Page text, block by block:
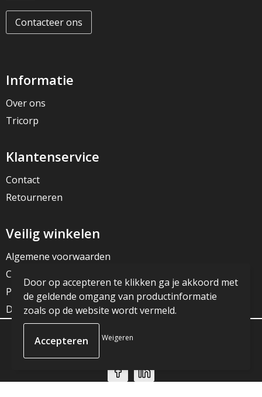
Contacteer ons
Informatie
Over ons
Tricorp
Klantenservice
Contact
Retourneren
Veilig winkelen
Algemene voorwaarden
Cookieverklaring
Privacyverklaring
Disclaimer
© Copyright JG Reclame 2023
Door op accepteren te klikken ga je akkoord met
de geldende omgang van productinformatie
zoals op de website wordt vermeld.
Weigeren